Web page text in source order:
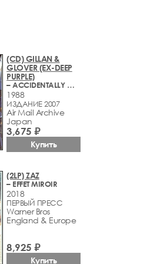
(CD) GILLAN &
GLOVER (EX-DEEP
PURPLE)
– ACCIDENTALLY ON PURPOSE
1988
ИЗДАНИЕ 2007
Air Mail Archive
Japan
3,675 ₽
Купить
(2LP) ZAZ
– EFFET MIROIR
2018
ПЕРВЫЙ ПРЕСС
Warner Bros
England & Europe
8,925 ₽
Купить